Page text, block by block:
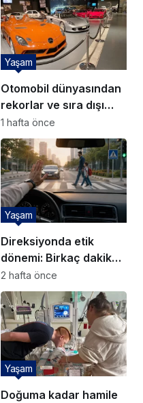
Otomobil dünyasından
rekorlar ve sıra dışı
hikayeler
Yaşam
1 hafta önce
Direksiyonda etik
dönemi: Birkaç dakika
için riske girmeyin
Yaşam
2 hafta önce
Doğuma kadar hamile
Yaşam